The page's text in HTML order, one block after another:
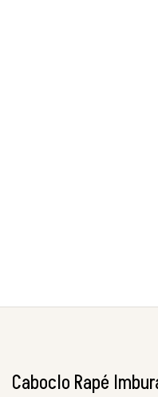
Caboclo Rapé